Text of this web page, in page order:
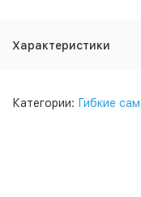
Характеристики
Категории: Гибкие